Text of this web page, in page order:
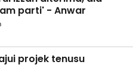
parti' - Anwar
projek tenusu